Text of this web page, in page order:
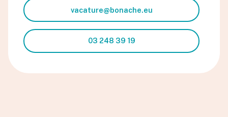
03 248 39 19
vacature@bonache.eu